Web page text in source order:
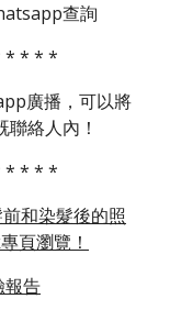
查詢
* * * *
廣播，可以將
絡人內！
* * * *
和染髮後的照
頁瀏覽！
報告